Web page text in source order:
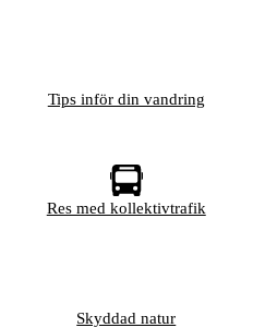
Tips inför din vandring
Res med kollektivtrafik
Skyddad natur